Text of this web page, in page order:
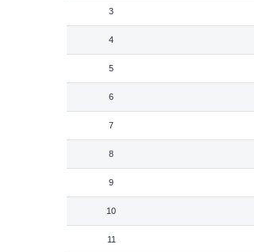
3
4
5
6
7
8
9
10
11